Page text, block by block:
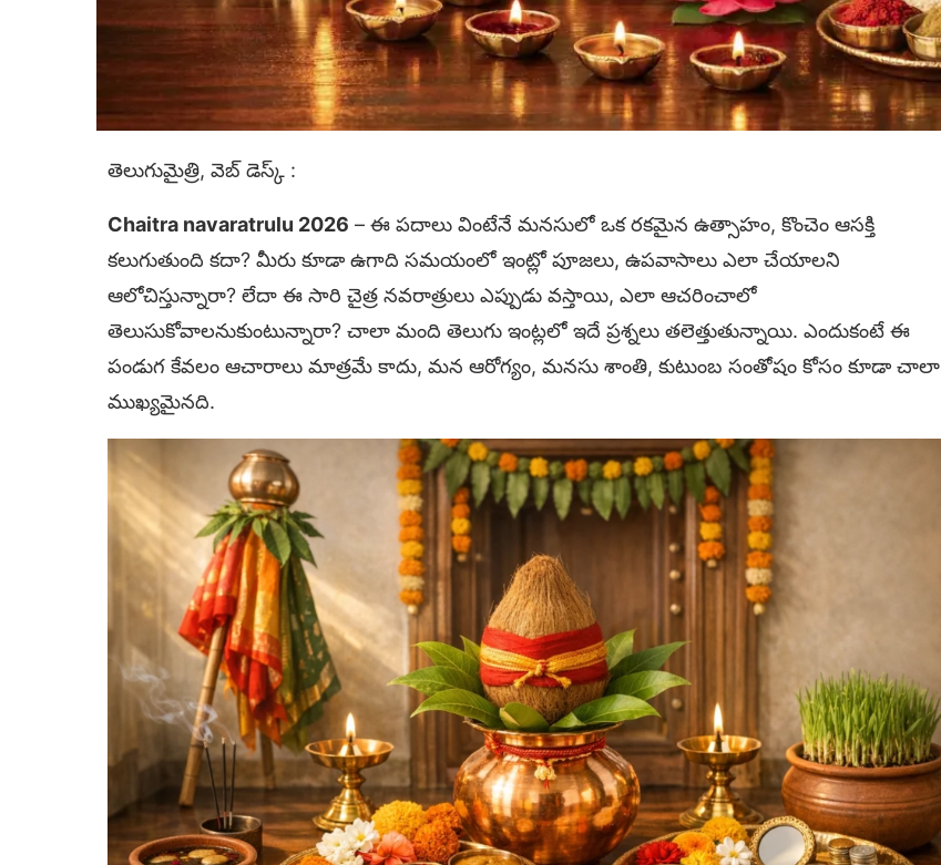
తెలుగుమైత్రి, వెబ్ డెస్క్ :
Chaitra navaratrulu 2026 – ఈ పదాలు వింటేనే మనసులో ఒక రకమైన ఉత్సాహం, కొంచెం ఆసక్తి
కలుగుతుంది కదా? మీరు కూడా ఉగాది సమయంలో ఇంట్లో పూజలు, ఉపవాసాలు ఎలా చేయాలని
ఆలోచిస్తున్నారా? లేదా ఈ సారి చైత్ర నవరాత్రులు ఎప్పుడు వస్తాయి, ఎలా ఆచరించాలో
తెలుసుకోవాలనుకుంటున్నారా? చాలా మంది తెలుగు ఇంట్లలో ఇదే ప్రశ్నలు తలెత్తుతున్నాయి. ఎందుకంటే ఈ
పండుగ కేవలం ఆచారాలు మాత్రమే కాదు, మన ఆరోగ్యం, మనసు శాంతి, కుటుంబ సంతోషం కోసం కూడా చాలా
ముఖ్యమైనది.